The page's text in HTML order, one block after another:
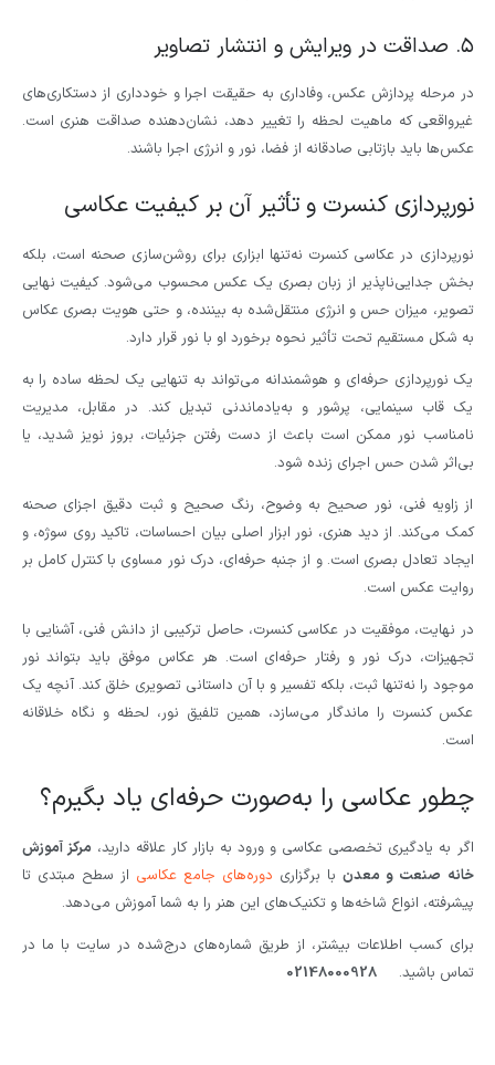
۵. صداقت در ویرایش و انتشار تصاویر
در مرحله پردازش عکس، وفاداری به حقیقت اجرا و خودداری از دستکاری‌های
غیرواقعی که ماهیت لحظه را تغییر دهد، نشان‌دهنده صداقت هنری است.
عکس‌ها باید بازتابی صادقانه از فضا، نور و انرژی اجرا باشند.
نورپردازی کنسرت و تأثیر آن بر کیفیت عکاسی
نورپردازی در عکاسی کنسرت نه‌تنها ابزاری برای روشن‌سازی صحنه است، بلکه
بخش جدایی‌ناپذیر از زبان بصری یک عکس محسوب می‌شود. کیفیت نهایی
تصویر، میزان حس و انرژی منتقل‌شده به بیننده، و حتی هویت بصری عکاس
به شکل مستقیم تحت تأثیر نحوه برخورد او با نور قرار دارد.
یک نورپردازی حرفه‌ای و هوشمندانه می‌تواند به تنهایی یک لحظه ساده را به
یک قاب سینمایی، پرشور و به‌یادماندنی تبدیل کند. در مقابل، مدیریت
نامناسب نور ممکن است باعث از دست رفتن جزئیات، بروز نویز شدید، یا
بی‌اثر شدن حس اجرای زنده شود.
از زاویه فنی، نور صحیح به وضوح، رنگ صحیح و ثبت دقیق اجزای صحنه
کمک می‌کند. از دید هنری، نور ابزار اصلی بیان احساسات، تاکید روی سوژه، و
ایجاد تعادل بصری است. و از جنبه حرفه‌ای، درک نور مساوی با کنترل کامل بر
روایت عکس است.
در نهایت، موفقیت در عکاسی کنسرت، حاصل ترکیبی از دانش فنی، آشنایی با
تجهیزات، درک نور و رفتار حرفه‌ای است. هر عکاس موفق باید بتواند نور
موجود را نه‌تنها ثبت، بلکه تفسیر و با آن داستانی تصویری خلق کند. آنچه یک
عکس کنسرت را ماندگار می‌سازد، همین تلفیق نور، لحظه و نگاه خلاقانه
است.
چطور عکاسی را به‌صورت حرفه‌ای یاد بگیرم؟
اگر به یادگیری تخصصی عکاسی و ورود به بازار کار علاقه دارید، مرکز آموزش
خانه صنعت و معدنبا برگزاری دوره‌های جامع عکاسی از سطح مبتدی تا
پیشرفته، انواع شاخه‌ها و تکنیک‌های این هنر را به شما آموزش می‌دهد.
برای کسب اطلاعات بیشتر، از طریق شماره‌های درج‌شده در سایت با ما در
تماس باشید.02148000928